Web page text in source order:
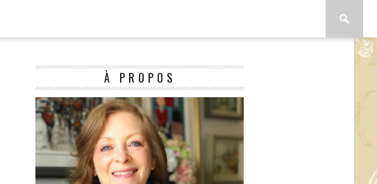
À PROPOS